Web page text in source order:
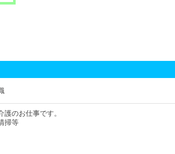
のお仕事です。
掃等